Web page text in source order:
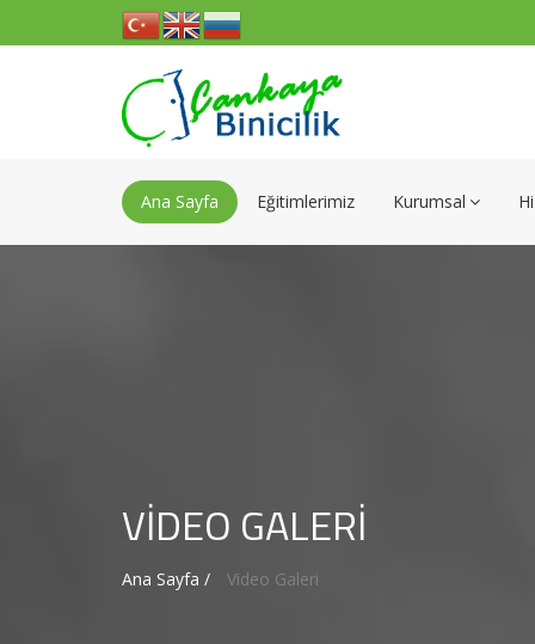
Ana Sayfa Eğitimlerimiz Kurumsal
VIDEO GALERI
Ana Sayfa / Video Galeri